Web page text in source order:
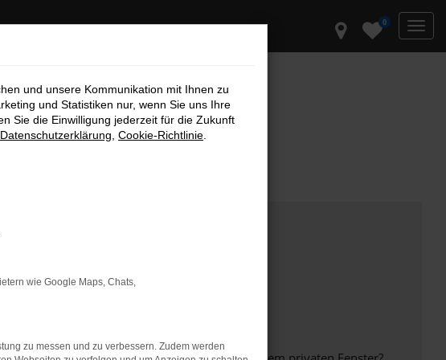
0
und unsere Kommunikation mit Ihnen zu
und Statistiken nur, wenn Sie uns Ihre
Sie die Einwilligung jederzeit für die Zukunft
Datenschutzerklärung Cookie-Richtlinie
wie Google Maps, Chats,
zu messen und zu verbessern. Zudem werden